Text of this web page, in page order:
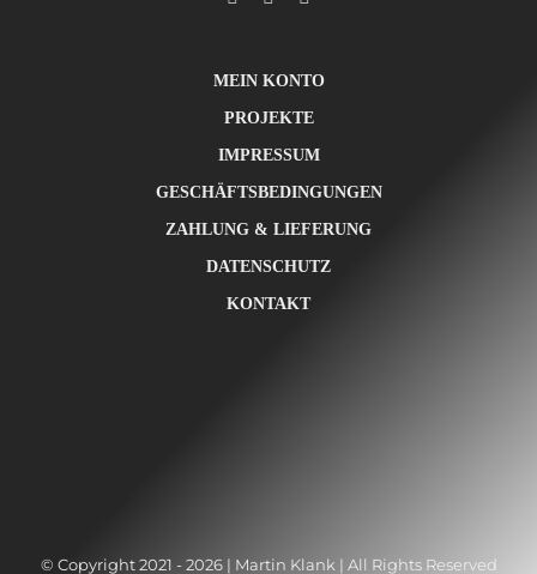
MEIN KONTO
PROJEKTE
IMPRESSUM
GESCHÄFTSBEDINGUNGEN
ZAHLUNG & LIEFERUNG
DATENSCHUTZ
KONTAKT
© Copyright 2021 - 2026 | Martin Klank | All Rights Reserved